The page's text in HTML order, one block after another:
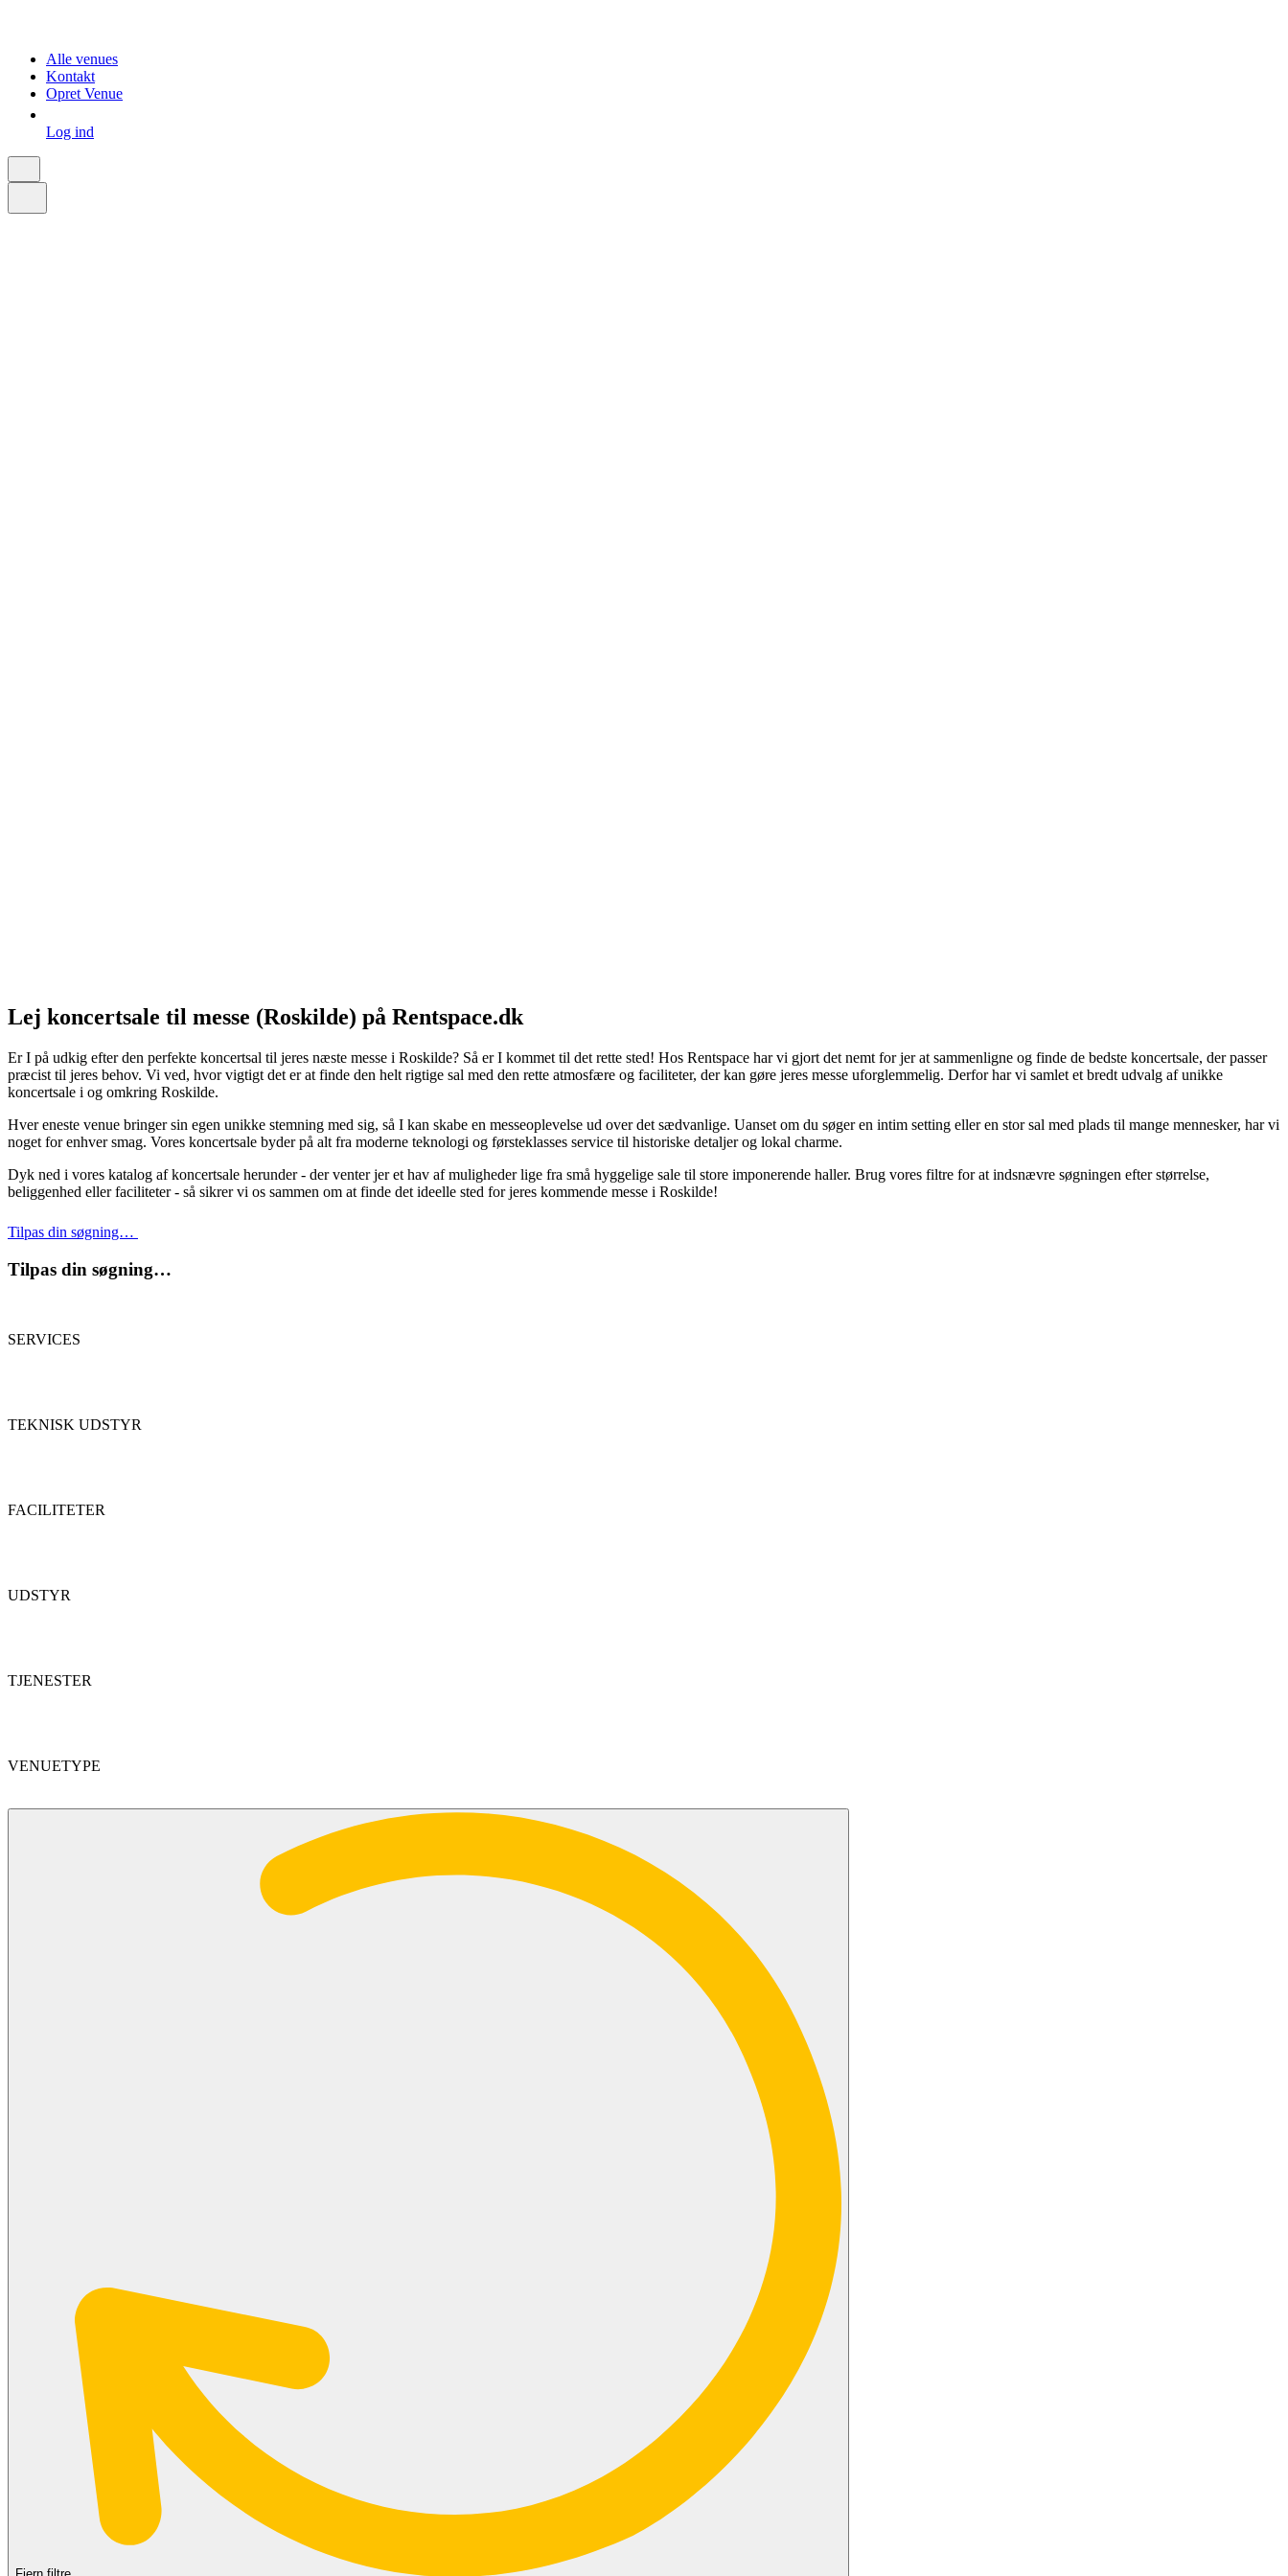
Alle venues
Kontakt
Opret Venue
Log ind
Lej koncertsale til messe (Roskilde) på Rentspace.dk
Er I på udkig efter den perfekte koncertsal til jeres næste messe i Roskilde? Så er I kommet til det rette sted! Hos Rentspace har vi gjort det nemt for jer at sammenligne og finde de bedste koncertsale, der passer
præcist til jeres behov. Vi ved, hvor vigtigt det er at finde den helt rigtige sal med den rette atmosfære og faciliteter, der kan gøre jeres messe uforglemmelig. Derfor har vi samlet et bredt udvalg af unikke
koncertsale i og omkring Roskilde.
Hver eneste venue bringer sin egen unikke stemning med sig, så I kan skabe en messeoplevelse ud over det sædvanlige. Uanset om du søger en intim setting eller en stor sal med plads til mange mennesker, har vi
noget for enhver smag. Vores koncertsale byder på alt fra moderne teknologi og førsteklasses service til historiske detaljer og lokal charme.
Dyk ned i vores katalog af koncertsale herunder - der venter jer et hav af muligheder lige fra små hyggelige sale til store imponerende haller. Brug vores filtre for at indsnævre søgningen efter størrelse,
beliggenhed eller faciliteter - så sikrer vi os sammen om at finde det ideelle sted for jeres kommende messe i Roskilde!
Tilpas din søgning…
Tilpas din søgning…
SERVICES
TEKNISK UDSTYR
FACILITETER
UDSTYR
TJENESTER
VENUETYPE